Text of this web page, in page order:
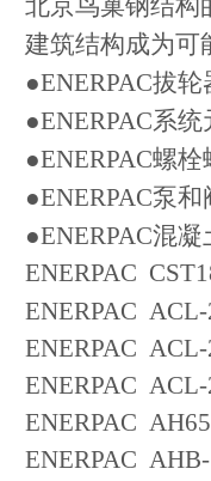
北京鸟巢钢结构
建筑结构成为可
●ENERPAC拔轮
●ENERPAC系统
●ENERPAC螺栓
●ENERPAC泵和
●ENERPAC混凝
ENERPAC
ENERPAC
ENERPAC
ENERPAC
ENERPAC
ENERPAC